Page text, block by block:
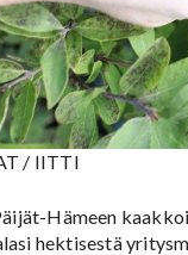
/ IITTI
Hämeen
hektisestä